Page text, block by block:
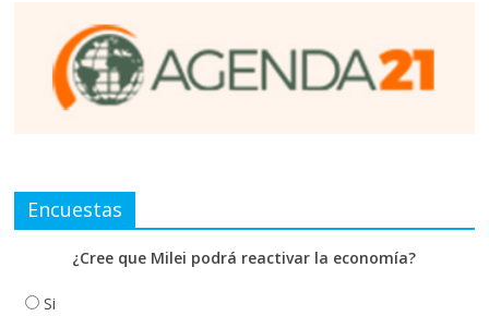
Encuestas
¿Cree que Milei podrá reactivar la economía?
Si